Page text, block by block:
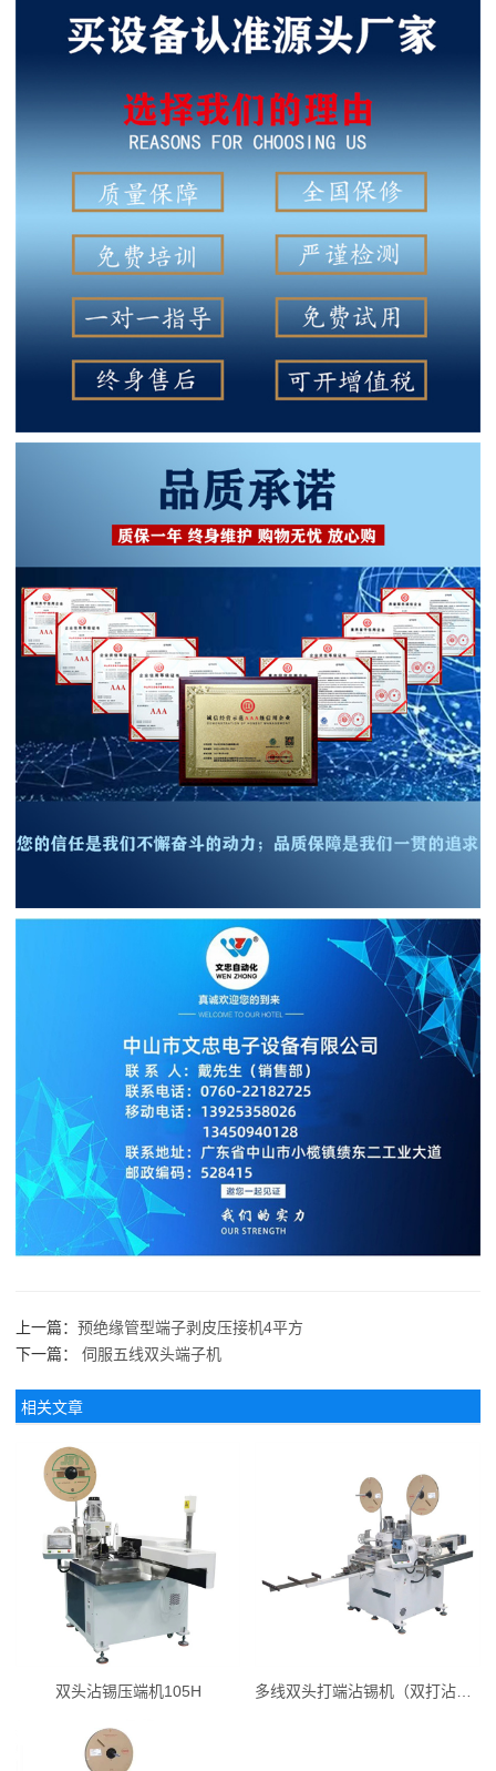
上一篇： 预绝缘管型端子剥皮压接机4平方
下一篇： 伺服五线双头端子机
相关文章
双头沾锡压端机105H